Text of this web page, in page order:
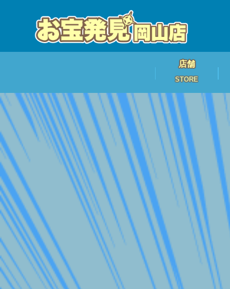
店舗
STORE